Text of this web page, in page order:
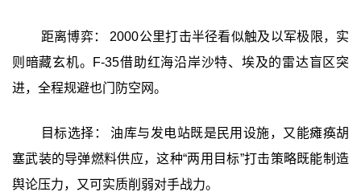
距离博弈： 2000公里打击半径看似触及以军极限，实
则暗藏玄机。F-35借助红海沿岸沙特、埃及的雷达盲区突
进，全程规避也门防空网。
目标选择： 油库与发电站既是民用设施，又能瘫痪胡
塞武装的导弹燃料供应，这种“两用目标”打击策略既能制造
舆论压力，又可实质削弱对手战力。